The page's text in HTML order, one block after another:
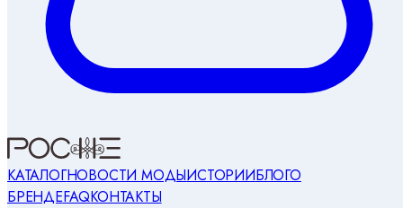
КАТАЛОГНОВОСТИ МОДЫИСТОРИИБЛОГО
БРЕНДЕFAQКОНТАКТЫ